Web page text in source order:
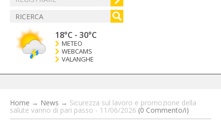
18°C - 30°C
METEO
WEBCAMS
VALANGHE
Home → News → Sicurezza sul lavoro e promozione della
salute vanno di pari passo - 11/06/2026 (0 Commento/i)